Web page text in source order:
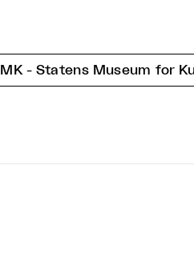
- Statens Museum for